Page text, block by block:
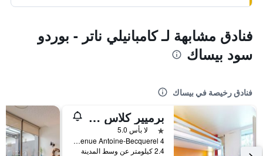
فنادق مشابهة لـ كامبانيلي ناتر - بوردو
سود بيساك
فنادق رخيصة في بيساك
برميير كلاس بوردو سود-بيساك بيكيريل
نجمة واحدة
لا بأس 5.0
4 Bis Avenue Antoine-Becquerel, بيساك, إقليم جيروند, فرنسا
2.4 كيلومتر عن وسط المدينة